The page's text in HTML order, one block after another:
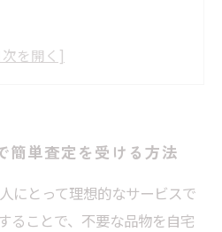
：時間を有効に使うために
い、出張買取の魅力と体験
簡単査定を受ける方法
にとって理想的なサービスで
ることで、不要な品物を自宅